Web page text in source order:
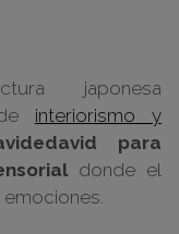
japonesa
interiorismo y
para
donde el